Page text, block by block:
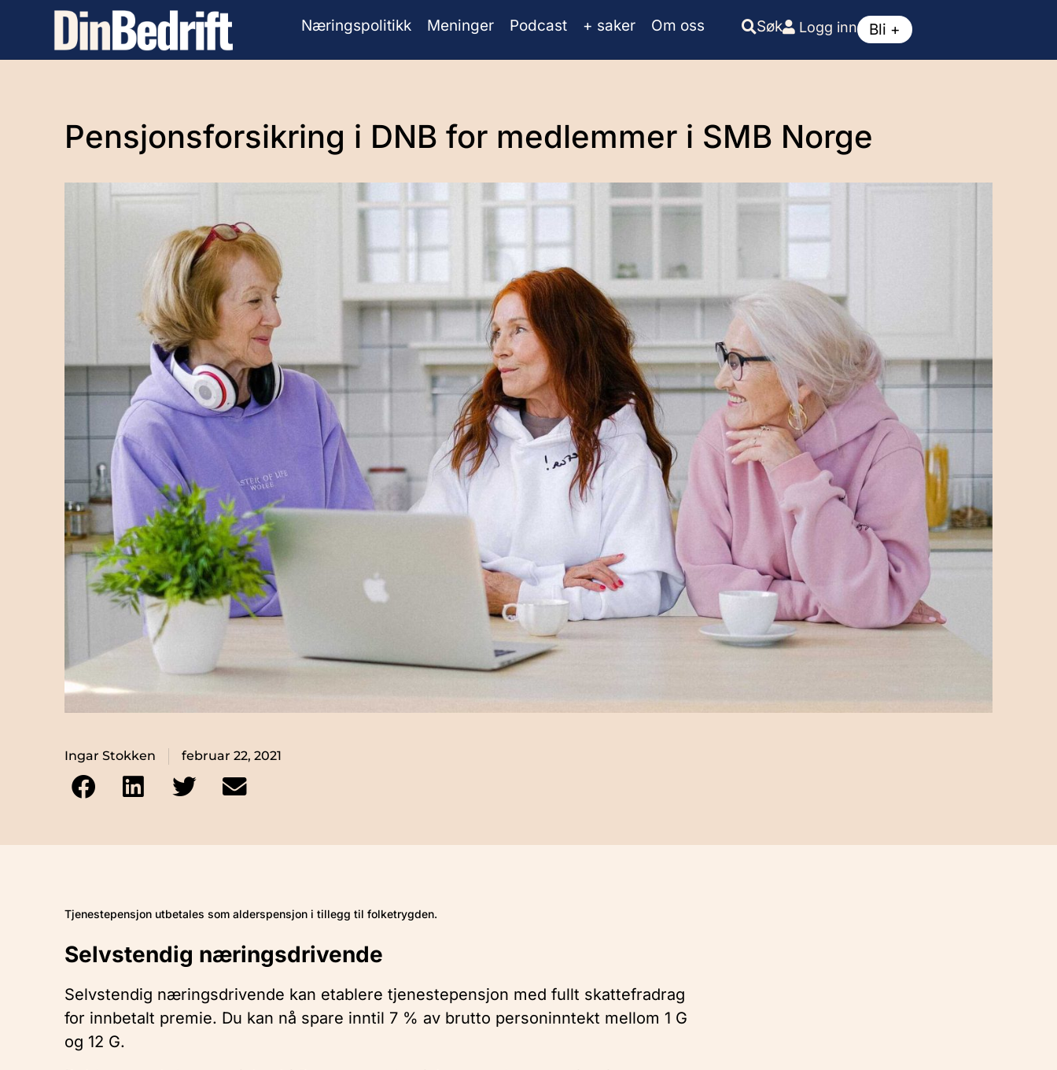
Næringspolitikk Meninger Podcast + saker Om oss Søk Logg inn Bli +
Pensjonsforsikring i DNB for medlemmer i SMB Norge
Ingar Stokken februar 22, 2021
Tjenestepensjon utbetales som alderspensjon i tillegg til folketrygden.
Selvstendig næringsdrivende
Selvstendig næringsdrivende kan etablere tjenestepensjon med fullt skattefradrag
for innbetalt premie. Du kan nå spare inntil 7 % av brutto personinntekt mellom 1 G
og 12 G.